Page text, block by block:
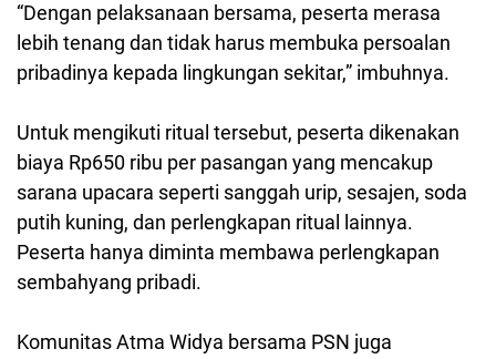
“Dengan pelaksanaan bersama, peserta merasa
lebih tenang dan tidak harus membuka persoalan
pribadinya kepada lingkungan sekitar,” imbuhnya.
Untuk mengikuti ritual tersebut, peserta dikenakan
biaya Rp650 ribu per pasangan yang mencakup
sarana upacara seperti sanggah urip, sesajen, soda
putih kuning, dan perlengkapan ritual lainnya.
Peserta hanya diminta membawa perlengkapan
sembahyang pribadi.
Komunitas Atma Widya bersama PSN juga